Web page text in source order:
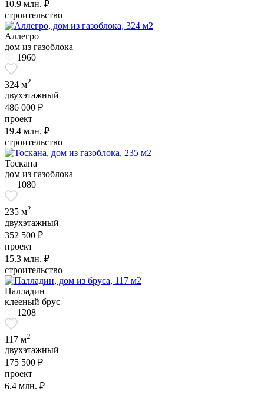
10.9 млн. ₽
строительство
Аллегро
дом из газоблока
1960
324 м2
двухэтажный
486 000 ₽
проект
19.4 млн. ₽
строительство
Тоскана
дом из газоблока
1080
235 м2
двухэтажный
352 500 ₽
проект
15.3 млн. ₽
строительство
Палладин
клееный брус
1208
117 м2
двухэтажный
175 500 ₽
проект
6.4 млн. ₽